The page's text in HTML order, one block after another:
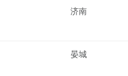
济南
晏城